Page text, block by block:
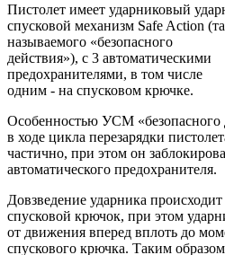
Пистолет имеет ударниковый
спусковой механизм Safe Action
называемого «безопасного
действия»), с 3 автоматическими
предохранителями, в том числе
одним - на спусковом крючке.
Особенностью УСМ «безопасного
в ходе цикла перезарядки
частично, при этом он
автоматического предохранителя.
Довзведение ударника
спусковой крючок, при этом
от движения вперед вплоть до
спускового крючка. Таким образом